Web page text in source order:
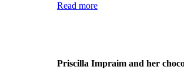
Read more
Priscilla Impraim and her